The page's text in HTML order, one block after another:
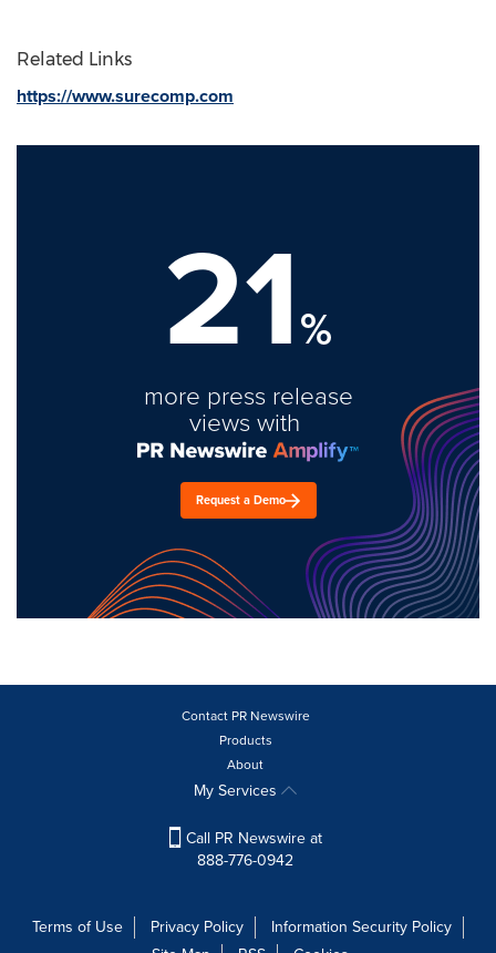
Related Links
https://www.surecomp.com
21%
more press release
views with
Request a Demo
Contact PR Newswire
Products
About
My Services
Call PR Newswire at
888-776-0942
Terms of Use Privacy Policy
Information Security Policy